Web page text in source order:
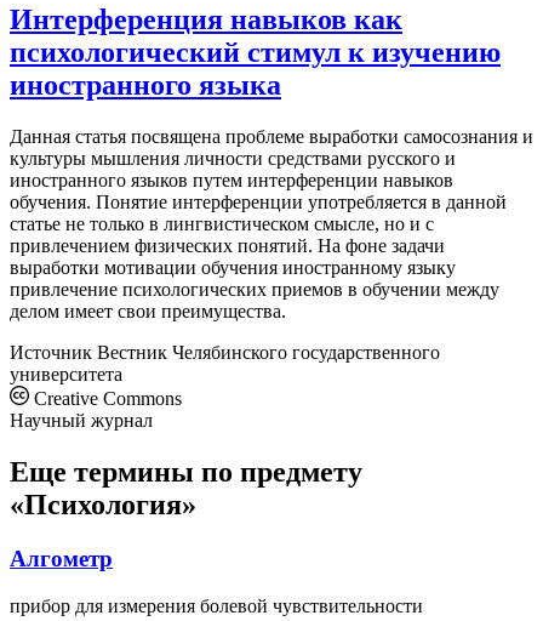
Интерференция навыков как
психологический стимул к изучению
иностранного языка
Данная статья посвящена проблеме выработки самосознания и
культуры мышления личности средствами русского и
иностранного языков путем интерференции навыков
обучения. Понятие интерференции употребляется в данной
статье не только в лингвистическом смысле, но и с
привлечением физических понятий. На фоне задачи
выработки мотивации обучения иностранному языку
привлечение психологических приемов в обучении между
делом имеет свои преимущества.
Источник Вестник Челябинского государственного
университета
Creative Commons
Научный журнал
Еще термины по предмету
«Психология»
Алгометр
прибор для измерения болевой чувствительности